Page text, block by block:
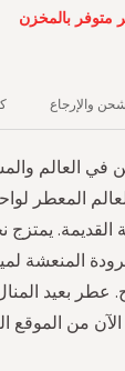
متوفر بالمخزن
في العالم
المعطر
القديمة. يمتزج
المنعشة
عطر بعيد
من الموقع
والإرجاع